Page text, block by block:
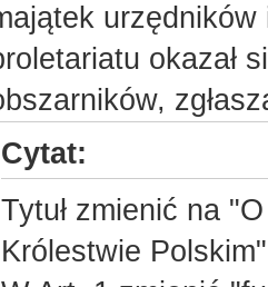
urzędników
okazał
Cytat:
Tytuł zmienić na
Królestwie